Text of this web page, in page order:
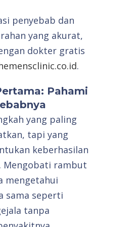
penyebab dan
yang akurat,
dokter gratis
.
Pahami
yang paling
tapi yang
keberhasilan
Mengobati rambut
mengetahui
sama seperti
tanpa